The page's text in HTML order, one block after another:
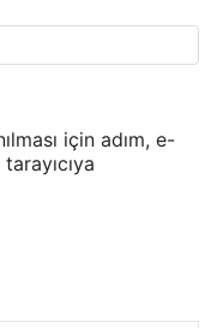
için adım, e-